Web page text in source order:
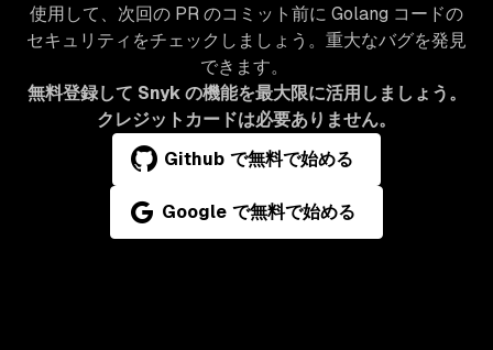
使用して、次回の PR のコミット前に Golang コードの
セキュリティをチェックしましょう。重大なバグを発見
できます。
無料登録して Snyk の機能を最大限に活用しましょう。
クレジットカードは必要ありません。
Github で無料で始める
Google で無料で始める